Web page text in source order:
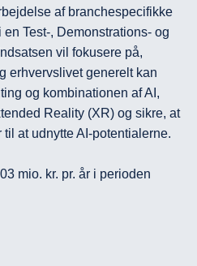
af branchespecifikke
Test-, Demonstrations- og
vil fokusere på,
erhvervslivet generelt kan
og kombinationen af AI,
Reality (XR) og sikre, at
at udnytte AI-potentialerne.
mio. kr. pr. år i perioden